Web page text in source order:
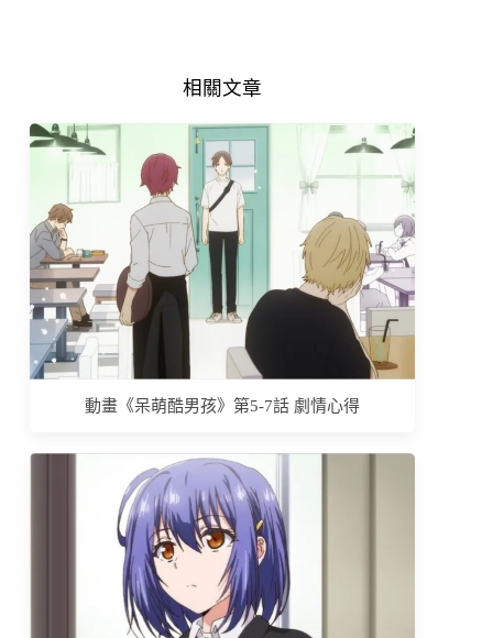
相關文章
動畫《呆萌酷男孩》第5-7話 劇情心得